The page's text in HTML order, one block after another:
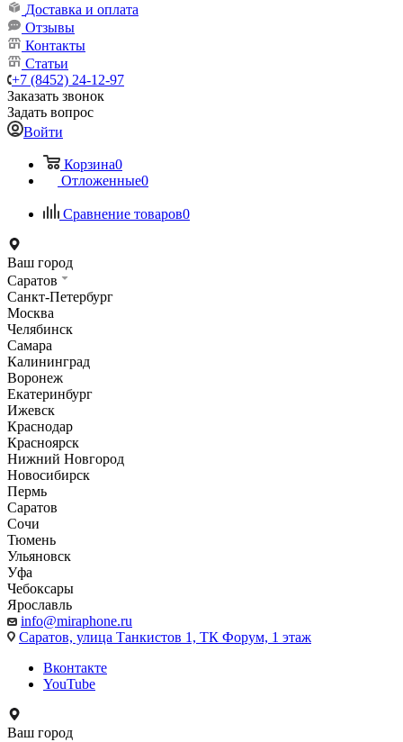
Доставка и оплата
Отзывы
Контакты
Статьи
+7 (8452) 24-12-97
Заказать звонок
Задать вопрос
Войти
Корзина0
Отложенные0
Сравнение товаров0
Ваш город
Саратов
Санкт-Петербург
Москва
Челябинск
Самара
Калининград
Воронеж
Екатеринбург
Ижевск
Краснодар
Красноярск
Нижний Новгород
Новосибирск
Пермь
Саратов
Сочи
Тюмень
Ульяновск
Уфа
Чебоксары
Ярославль
info@miraphone.ru
Саратов, улица Танкистов 1, ТК Форум, 1 этаж
Вконтакте
YouTube
Ваш город